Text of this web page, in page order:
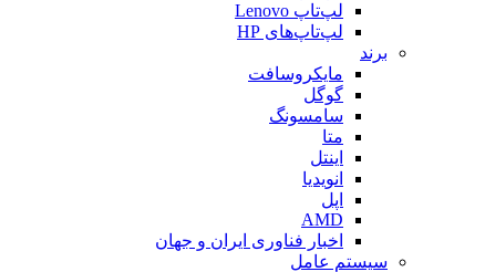
لپ‌تاپ Lenovo
لپ‌تاپ‌های HP
برند
مایکروسافت
گوگل
سامسونگ
متا
اینتل
انویدیا
اپل
AMD
اخبار فناوری ایران و جهان
سیستم عامل